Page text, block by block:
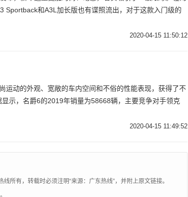
Sportback和A3L加长版也有谍照流出，对于这款入门级的
2020-04-15 11:50:12
运动的外观、宽敞的车内空间和不俗的性能表现，获得了不
示，名爵6的2019年销量为58668辆，主要竞争对手领克
2020-04-15 11:49:52
所有，转载时必须注明“来源：广东热线”，并附上原文链接。